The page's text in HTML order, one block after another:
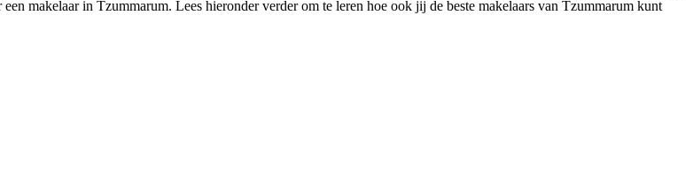
makelaar in Tzummarum. Lees hieronder verder om te leren hoe ook jij de beste makelaars van Tzummarum kunt